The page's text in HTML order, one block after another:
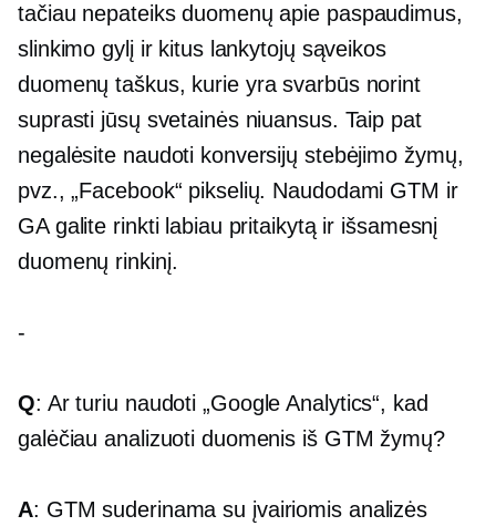
tačiau nepateiks duomenų apie paspaudimus,
slinkimo gylį ir kitus lankytojų sąveikos
duomenų taškus, kurie yra svarbūs norint
suprasti jūsų svetainės niuansus. Taip pat
negalėsite naudoti konversijų stebėjimo žymų,
pvz., „Facebook“ pikselių. Naudodami GTM ir
GA galite rinkti labiau pritaikytą ir išsamesnį
duomenų rinkinį.
-
Q: Ar turiu naudoti „Google Analytics“, kad
galėčiau analizuoti duomenis iš GTM žymų?
A: GTM suderinama su įvairiomis analizės